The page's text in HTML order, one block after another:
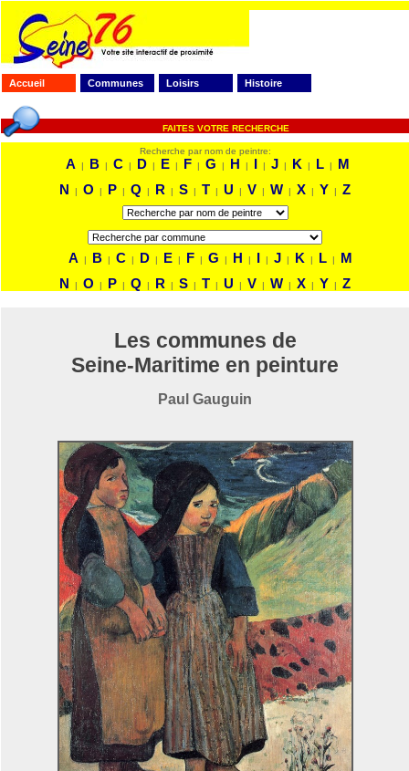
Accueil Communes Loisirs Histoire
FAITES VOTRE RECHERCHE
Recherche par nom de peintre:
A | B | C | D | E | F | G | H | I | J | K | L |
M
N
| O | P | Q | R | S | T | U | V | W | X | Y | Z
A | B | C | D | E | F | G | H | I | J | K | L |
M
N
| O | P | Q | R | S | T | U | V | W | X | Y | Z
Les communes de
Seine-Maritime en peinture
Paul Gauguin